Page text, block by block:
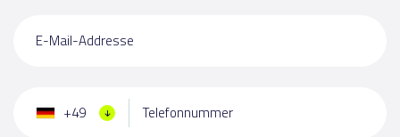
E-Mail-Addresse
+49 Telefonnummer